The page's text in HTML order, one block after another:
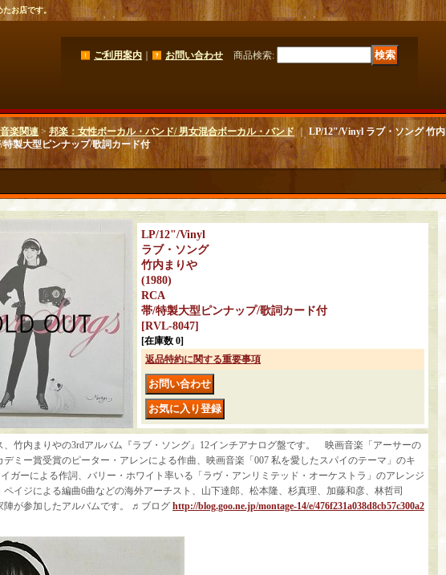
お店です。
ご利用案内 お問い合わせ 商品検索:
楽関連 > 邦楽：女性ボーカル・バンド/ 男女混合ボーカル・バンド｜LP/12"/Vinyl ラブ・ソング 竹内
特製大型ピンナップ/歌詞カード付
LP/12"/Vinyl
ラブ・ソング
竹内まりや
(1980)
RCA
帯/特製大型ピンナップ/歌詞カード付
[RVL-8047]
[在庫数 0]
返品特約に関する重要事項
、竹内まりやの3rdアルバム『ラブ・ソング』12インチアナログ盤です。 映画音楽「アーサーの
デミー賞受賞のピーター・アレンによる作曲、映画音楽「007 私を愛したスパイのテーマ」のキ
ガーによる作詞、バリー・ホワイト率いる「ラヴ・アンリミテッド・オーケストラ」のアレンジ
ペイジによる編曲6曲などの海外アーチスト、山下達郎、松本隆、杉真理、加藤和彦、林哲司
陣が参加したアルバムです。 ♬ブログ http://blog.goo.ne.jp/montage-14/e/476f231a038d8cb57c300a2